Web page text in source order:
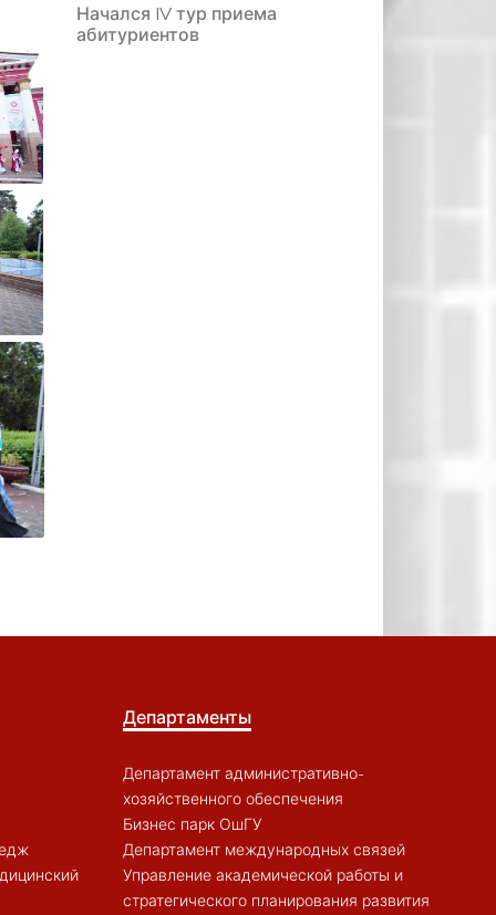
Начался IV тур приема
абитуриентов
Департаменты
Департамент административно-
хозяйственного обеспечения
Бизнес парк ОшГУ
Департамент международных связей
Управление академической работы и
стратегического планирования развития